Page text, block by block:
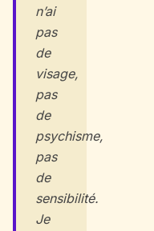
n’ai
pas
de
visage,
pas
de
psychisme,
pas
de
sensibilité.
Je